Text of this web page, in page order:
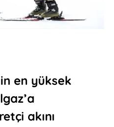
en yüksek
akını